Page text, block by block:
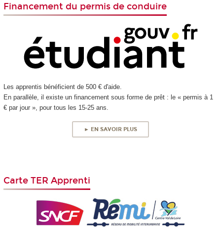
Financement du permis de conduire
Les apprentis bénéficient de 500 € d'aide.
En parallèle, il existe un financement sous forme de prêt : le « permis à 1
€ par jour », pour tous les 15-25 ans.
► EN SAVOIR PLUS
Carte TER Apprenti